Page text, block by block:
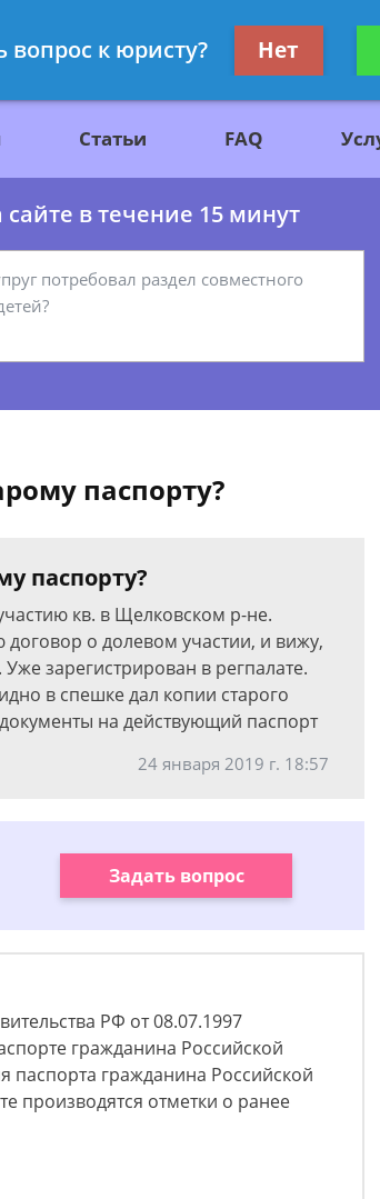
Получите
Статьи FAQ
в течение 15 минут
паспорту?
паспорту?
кв. в Щелковском р-не.
о долевом участии, и вижу,
зарегистрирован в регпалате.
в спешке дал копии старого
на действующий паспорт
24 января 2019 г. 18:57
Задать вопрос
РФ от 08.07.1997
гражданина Российской
паспорта гражданина Российской
производятся отметки о ранее
вопрос к юристу? Нет